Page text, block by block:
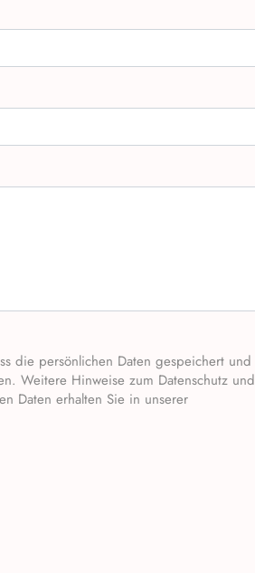
Weitere Hinweise zum Datenschutz und
Daten erhalten Sie in unserer